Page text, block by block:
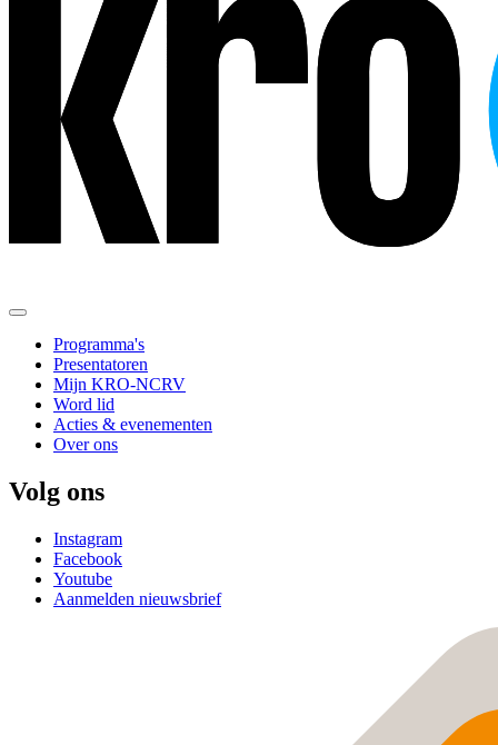
Programma's
Presentatoren
Mijn KRO-NCRV
Word lid
Acties & evenementen
Over ons
Volg ons
Instagram
Facebook
Youtube
Aanmelden nieuwsbrief